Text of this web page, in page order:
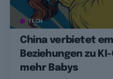
TECH
China verbietet
Beziehungen zu
mehr Babys